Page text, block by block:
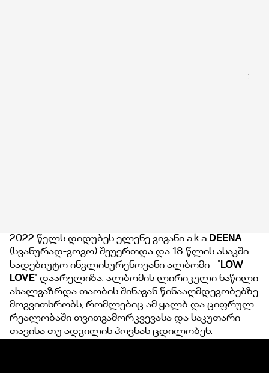
;
2022 წელს დიდუბეს ელენე გიგანი a.k.a DEENA
(სვანურად-გოგო) შეუერთდა და 18 წლის ასაკში
სადებიუტო ინგლისურენოვანი ალბომი - ''LOW
LOVE'' დაარელიზა. ალბომის ლირიკული ნაწილი
ახალგაზრდა თაობის შინაგან წინააღმდეგობებზე
მოგვითხრობს, რომლებიც ამ ყალბ და ციფრულ
რეალობაში თვითგამორკვევასა და საკუთარი
თავისა თუ ადგილის პოვნას ცდილობენ.